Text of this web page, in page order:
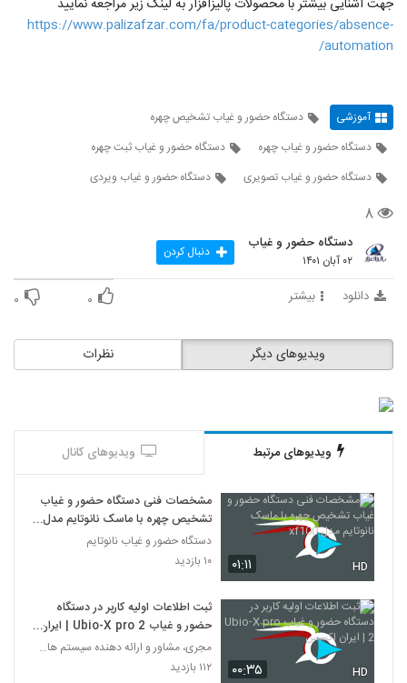
جهت آشنایی بیشتر با محصولات پالیزافزار به لینک زیر مراجعه نمایید
https://www.palizafzar.com/fa/product-categories/absence-
automation/
آموزشی
دستگاه حضور و غیاب تشخیص چهره
دستگاه حضور و غیاب چهره
دستگاه حضور و غیاب ثبت چهره
دستگاه حضور و غیاب تصویری
دستگاه حضور و غیاب ویردی
۸
دستگاه حضور و غیاب
۰۲ آبان ۱۴۰۱ دنبال کردن
دانلود بیشتر ۰ ۰
نظرات ویدیوهای دیگر
ویدیوهای مرتبط ویدیوهای کانال
۰۱:۱۱ HD
مشخصات فنی دستگاه حضور و غیاب
تشخیص چهره با ماسک نانوتایم مدل
xf100
دستگاه حضور و غیاب نانوتایم
۱۰ بازدید
۰۰:۳۵ HD
ثبت اطلاعات اولیه کاربر در دستگاه
حضور و غیاب Ubio-X pro 2 | ایران
اکسس
مجری، مشاور و ارائه دهنده سیستم های امنیتی
۱۱۲ بازدید